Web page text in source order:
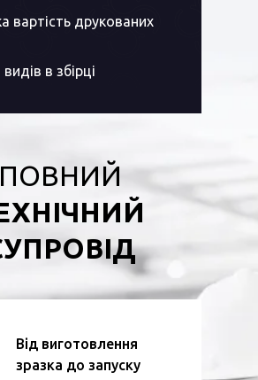
вартість друкованих
в збірці
ПОВНИЙ
Від виготовлення
зразка до запуску